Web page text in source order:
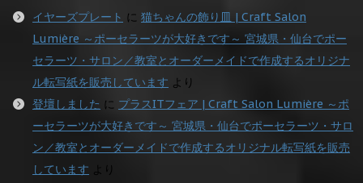
イヤーズプレート に 猫ちゃんの飾り皿 | Craft Salon
Lumière ～ポーセラーツが大好きです～ 宮城県・仙台でポー
セラーツ・サロン／教室とオーダーメイドで作成するオリジナ
ル転写紙を販売しています より
登壇しました に プラスITフェア | Craft Salon Lumière ～ポ
ーセラーツが大好きです～ 宮城県・仙台でポーセラーツ・サロ
ン／教室とオーダーメイドで作成するオリジナル転写紙を販売
しています より